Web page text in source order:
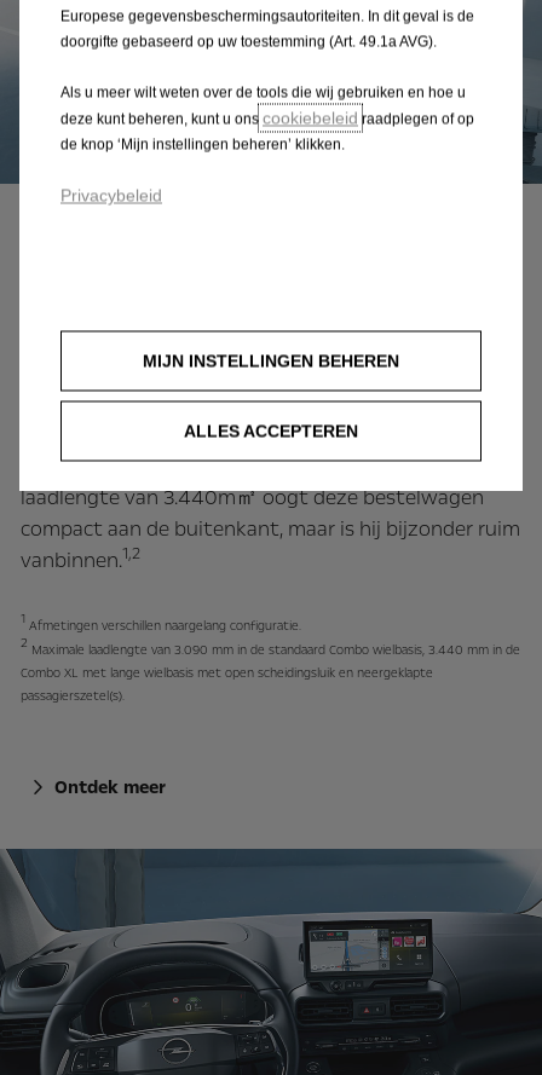
Je betrouwbare partner voor elke klus: de
Combo Cargo beschikt over toonaangevende
laadafmetingen, die nog worden vergroot door
slimme voorzieningen zoals de Flex Cargo
doorlaadklep. Met zijn indrukwekkende maximale
laadlengte van 3.440m㎡ oogt deze bestelwagen
compact aan de buitenkant, maar is hij bijzonder ruim
vanbinnen.1,2
1 Afmetingen verschillen naargelang configuratie.
2 Maximale laadlengte van 3.090 mm in de standaard Combo wielbasis, 3.440 mm in de
Combo XL met lange wielbasis met open scheidingsluik en neergeklapte
passagierszetel(s).
Ontdek meer
Europese gegevensbeschermingsautoriteiten. In dit geval is de
doorgifte gebaseerd op uw toestemming (Art. 49.1a AVG).
Als u meer wilt weten over de tools die wij gebruiken en hoe u
deze kunt beheren, kunt u ons cookiebeleid raadplegen of op
de knop ‘Mijn instellingen beheren’ klikken.
Privacybeleid
MIJN INSTELLINGEN BEHEREN
ALLES ACCEPTEREN